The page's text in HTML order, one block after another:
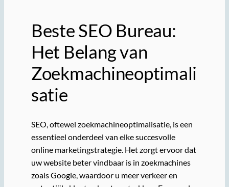
Beste SEO Bureau:
Het Belang van
Zoekmachineoptimali
satie
SEO, oftewel zoekmachineoptimalisatie, is een
essentieel onderdeel van elke succesvolle
online marketingstrategie. Het zorgt ervoor dat
uw website beter vindbaar is in zoekmachines
zoals Google, waardoor u meer verkeer en